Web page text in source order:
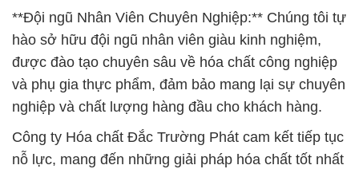
**Đội ngũ Nhân Viên Chuyên Nghiệp:** Chúng tôi tự
hào sở hữu đội ngũ nhân viên giàu kinh nghiệm,
được đào tạo chuyên sâu về hóa chất công nghiệp
và phụ gia thực phẩm, đảm bảo mang lại sự chuyên
nghiệp và chất lượng hàng đầu cho khách hàng.
Công ty Hóa chất Đắc Trường Phát cam kết tiếp tục
nỗ lực, mang đến những giải pháp hóa chất tốt nhất